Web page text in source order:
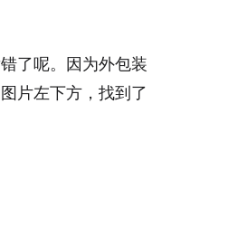
了呢。因为外包装
片左下方，找到了